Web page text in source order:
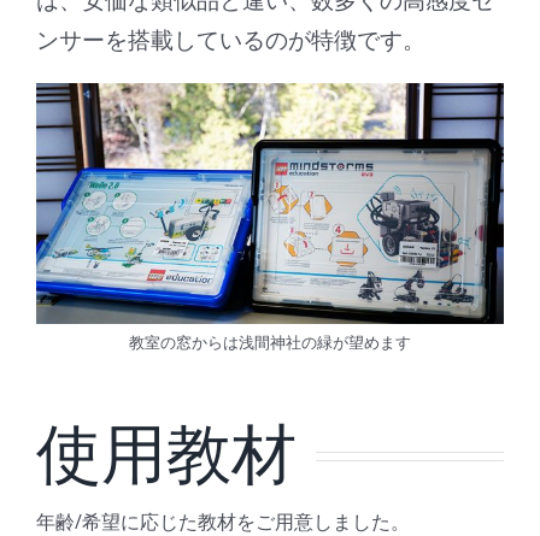
ンサーを搭載しているのが特徴です。
教室の窓からは浅間神社の緑が望めます
使用教材
年齢/希望に応じた教材をご用意しました。